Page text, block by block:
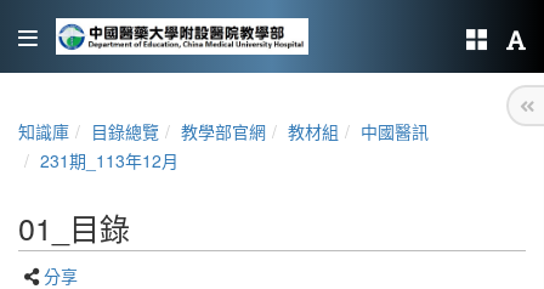
知識庫 目錄總覽 教學部官網 教材組
中國醫訊
231期_113年12月
01_目錄
分享